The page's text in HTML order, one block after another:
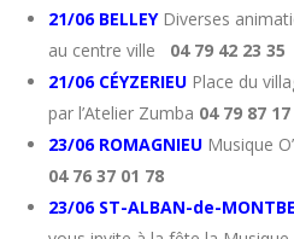
21/06 BELLEYDiverses
au centre ville 04 79 42 23 35
21/06 CÉYZERIEU Place du
par l’Atelier Zumba 04 79 87
23/06 ROMAGNIEU Musique
04 76 37 01 78
23/06 ST-ALBAN-de-